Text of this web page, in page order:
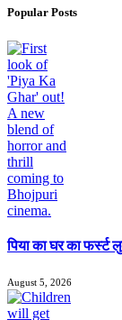
Popular Posts
पिया का घर का फर्स्ट
August 5, 2026